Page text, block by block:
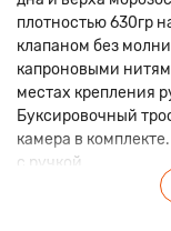
плотностью 630гр
клапаном без
капроновыми
местах крепления
Буксировочный
камера в
с ручкой.